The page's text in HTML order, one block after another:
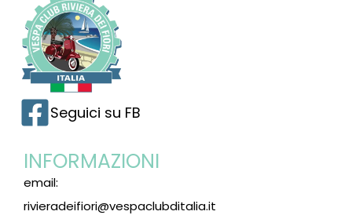
Seguici su FB
INFORMAZIONI
email:
rivieradeifiori@vespaclubditalia.it